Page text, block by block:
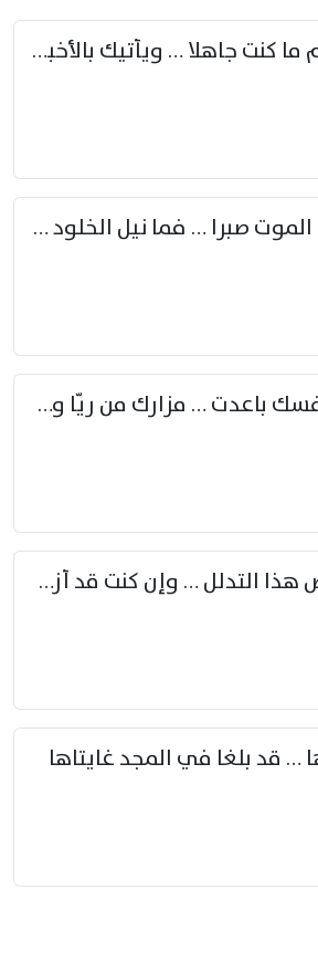
ستبدي لك الأيام ما كنت جاهلا … ويأتيك بالأخبار من لم تزوّد
فصبرا في مجال الموت صبرا … فما نيل الخلود بمستطاع
حننت إلى ريّا ونفسك باعدت … مزارك من ريّا وشعباكما معا
أفاطم مهلا بعض هذا التدلل … وإن كنت قد أزمعت صرمي فأجملي
… قد بلغا في المجد غايتاها